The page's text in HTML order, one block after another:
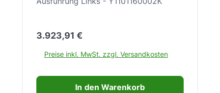
Regulärer Preis:
3.923,91 €
Preise inkl. MwSt. zzgl. Versandkosten
In den Warenkorb